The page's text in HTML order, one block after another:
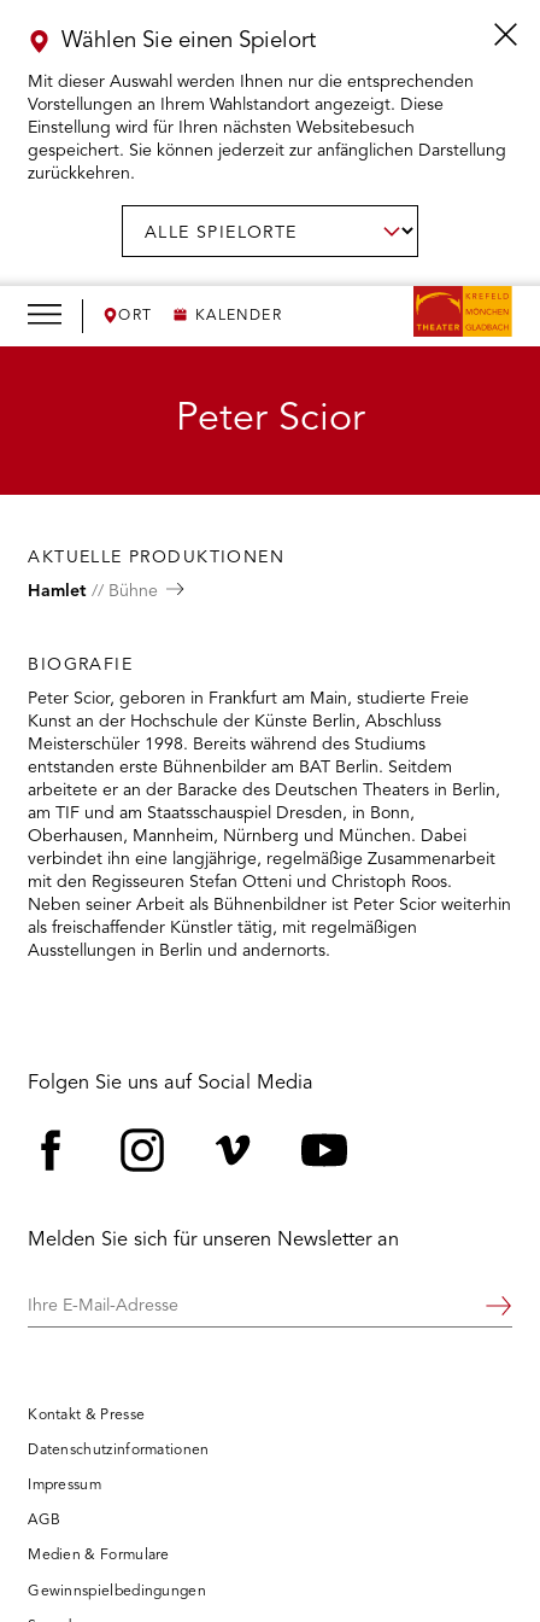
ORT KALENDER
Wählen Sie einen Spielort
Mit dieser Auswahl werden Ihnen nur die entsprechenden
Vorstellungen an Ihrem Wahlstandort angezeigt. Diese
Einstellung wird für Ihren nächsten Websitebesuch
gespeichert. Sie können jederzeit zur anfänglichen Darstellung
zurückkehren.
KARTENKAUF ÖFFNEN
WIR ÖFFNEN
THEATERPÄDAGOGIK ÖFFNEN
Peter Scior
AKTUELLE PRODUKTIONEN
Hamlet Bühne
BIOGRAFIE
Peter Scior, geboren in Frankfurt am Main, studierte Freie
Kunst an der Hochschule der Künste Berlin, Abschluss
Meisterschüler 1998. Bereits während des Studiums
entstanden erste Bühnenbilder am BAT Berlin. Seitdem
arbeitete er an der Baracke des Deutschen Theaters in Berlin,
am TIF und am Staatsschauspiel Dresden, in Bonn,
Oberhausen, Mannheim, Nürnberg und München. Dabei
verbindet ihn eine langjährige, regelmäßige Zusammenarbeit
mit den Regisseuren Stefan Otteni und Christoph Roos.
Neben seiner Arbeit als Bühnenbildner ist Peter Scior weiterhin
als freischaffender Künstler tätig, mit regelmäßigen
Ausstellungen in Berlin und andernorts.
Folgen Sie uns auf Social Media
Melden Sie sich für unseren Newsletter an
Ihre
Weiter
Kontakt & Presse
Datenschutzinformationen
Impressum
AGB
Medien & Formulare
Gewinnspielbedingungen